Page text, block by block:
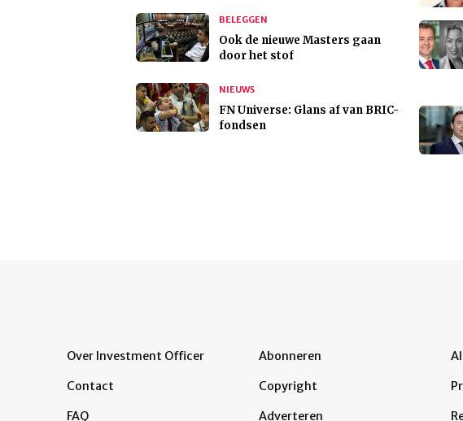
BELEGGEN
Ook de nieuwe Masters gaan
door het stof
NIEUWS
FN Universe: Glans af van BRIC-
fondsen
Over Investment Officer
Contact
FAQ
Abonneren
Copyright
Adverteren